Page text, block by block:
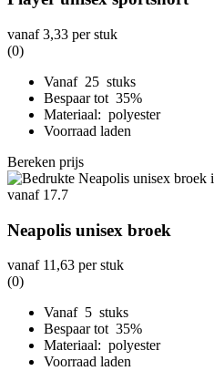
vanaf3,33 per stuk
(0)
Vanaf 25 stuks
Bespaar tot 35%
Materiaal: polyester
Voorraad laden
Bereken prijs
Neapolis unisex broek
vanaf 11,63 per stuk
(0)
Vanaf 5 stuks
Bespaar tot 35%
Materiaal: polyester
Voorraad laden